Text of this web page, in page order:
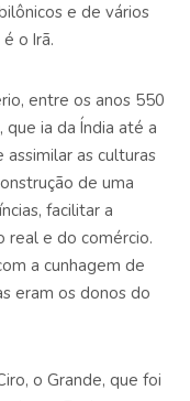
e de vários
o Irã.
entre os anos 550
ia da Índia até a
as culturas
de uma
facilitar a
real e do comércio.
a cunhagem de
eram os donos do
o Grande, que foi